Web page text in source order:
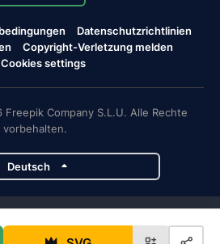
Datenschutzrichtlinien
Copyright-Verletzung melden
Cookies settings
Company S.L.U. Alle Rechte
vorbehalten.
Deutsch